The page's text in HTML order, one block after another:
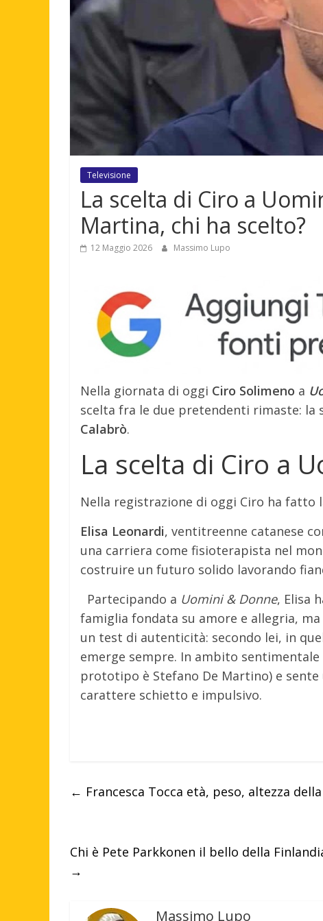
Televisione
La scelta di Ciro a
Martina, chi ha scelto?
12 Maggio 2026 Massimo Lupo
Nella giornata di oggi Ciro Solimeno a
scelta fra le due pretendenti rimaste: la
Calabrò.
La scelta di Ciro a
Nella registrazione di oggi Ciro ha fatto
Elisa Leonardi, ventitreenne catanese
una carriera come fisioterapista nel
costruire un futuro solido lavorando
Partecipando a Uomini & Donne, Elisa
famiglia fondata su amore e allegria,
un test di autenticità: secondo lei, in
emerge sempre. In ambito
prototipo è Stefano De Martino) e
carattere schietto e impulsivo.
← Francesca Tocca età, peso, altezza
Chi è Pete Parkkonen il bello della
→
Massimo Lupo